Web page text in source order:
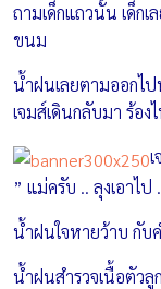
ถามเด็กแถวนั้น เด็ก
ขนม
น้ำฝนเลยตามออกไ
เจมส์เดินกลับมา ร้อง
” แม่ครับ .. ลุงเอาไป
น้ำฝนใจหายว้าบ กับ
น้ำฝนสำรวจเนื้อตัว